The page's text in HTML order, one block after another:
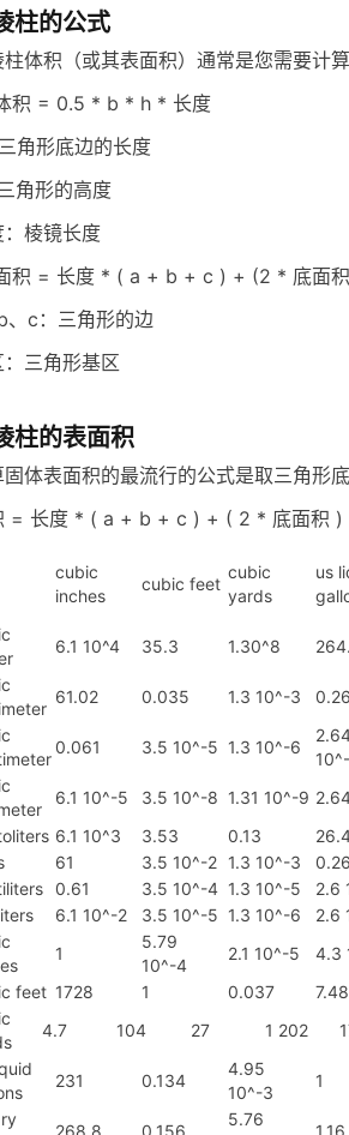
柱的公式
体积（或其表面积）通常是您需要计
积 = 0.5 * b * h * 长度
角形底边的长度
角形的高度
：棱镜长度
积 = 长度 * ( a + b + c ) + (2 * 底面
、c：三角形的边
三角形基区
柱的表面积
体表面积的最流行的公式是取三角形
= 长度 * ( a + b + c ) + ( 2 * 底面积
cubic
inches
cubic feet
cubic
yards
us
6.1 10^4 35.3 1.30^8
61.02 0.035 1.3 10^-3
0.061 3.5 10^-5 1.3 10^-6
6.1 10^-5 3.5 10^-8 1.31 10^-9
6.1 10^3 3.53 0.13
61 3.5 10^-2 1.3 10^-3 0.26
0.61 3.5 10^-4 1.3 10^-5 2.6
6.1 10^-2 3.5 10^-5 1.3 10^-6 2.6
1
5.79
10^-4
2.1 10^-5 4.3
feet 1728 1 0.037 7.48
4.7 104 27 1 202
231 0.134
4.95
10^-3
1
268.8 0.156
5.76
1.16